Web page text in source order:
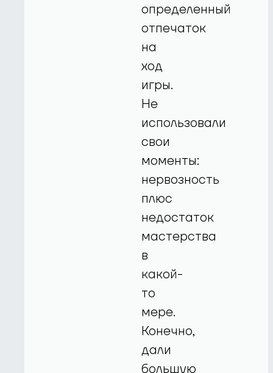
определенный
отпечаток
на
ход
игры.
Не
использовали
свои
моменты:
нервозность
плюс
недостаток
мастерства
в
какой-
то
мере.
Конечно,
дали
большую